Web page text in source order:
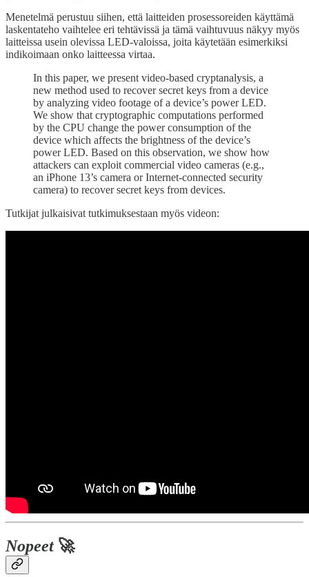
Menetelmä perustuu siihen, että laitteiden prosessoreiden käyttämä
laskentateho vaihtelee eri tehtävissä ja tämä vaihtuvuus näkyy myös
laitteissa usein olevissa LED-valoissa, joita käytetään esimerkiksi
indikoimaan onko laitteessa virtaa.
In this paper, we present video-based cryptanalysis, a
new method used to recover secret keys from a device
by analyzing video footage of a device’s power LED.
We show that cryptographic computations performed
by the CPU change the power consumption of the
device which affects the brightness of the device’s
power LED. Based on this observation, we show how
attackers can exploit commercial video cameras (e.g.,
an iPhone 13’s camera or Internet-connected security
camera) to recover secret keys from devices.
Tutkijat julkaisivat tutkimuksestaan myös videon:
Nopeet🚀